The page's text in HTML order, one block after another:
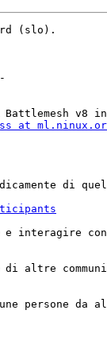
(slo).
v8
at
di
e interagire
altre
persone da